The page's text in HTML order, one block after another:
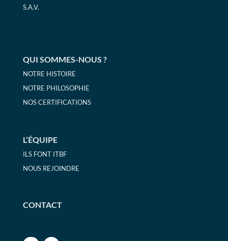
S.A.V.
QUI SOMMES-NOUS ?
NOTRE HISTOIRE
NOTRE PHILOSOPHIE
NOS CERTIFICATIONS
L’ÉQUIPE
ILS FONT ITBF
NOUS REJOINDRE
CONTACT